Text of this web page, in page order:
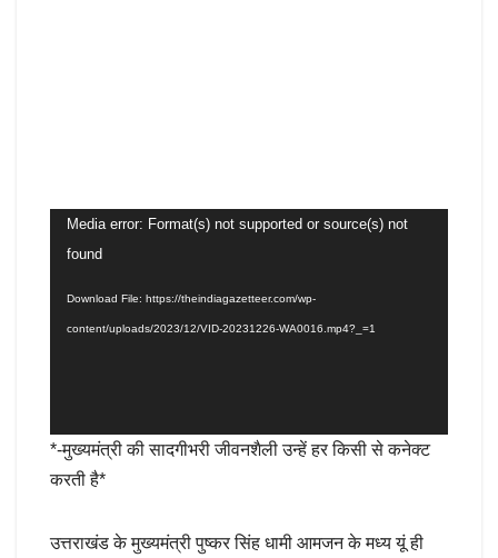
Video
Player
Media error: Format(s) not supported or source(s) not
found
Download File: https://theindiagazetteer.com/wp-
content/uploads/2023/12/VID-20231226-WA0016.mp4?_=1
*-मुख्यमंत्री की सादगीभरी जीवनशैली उन्हें हर किसी से कनेक्ट
करती है*
उत्तराखंड के मुख्यमंत्री पुष्कर सिंह धामी आमजन के मध्य यूं ही